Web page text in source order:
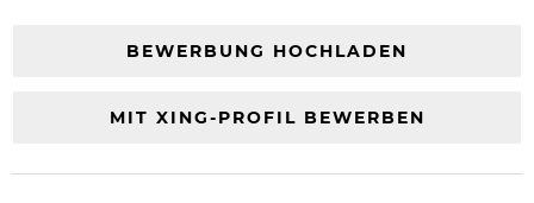
BEWERBUNG HOCHLADEN
MIT XING-PROFIL BEWERBEN